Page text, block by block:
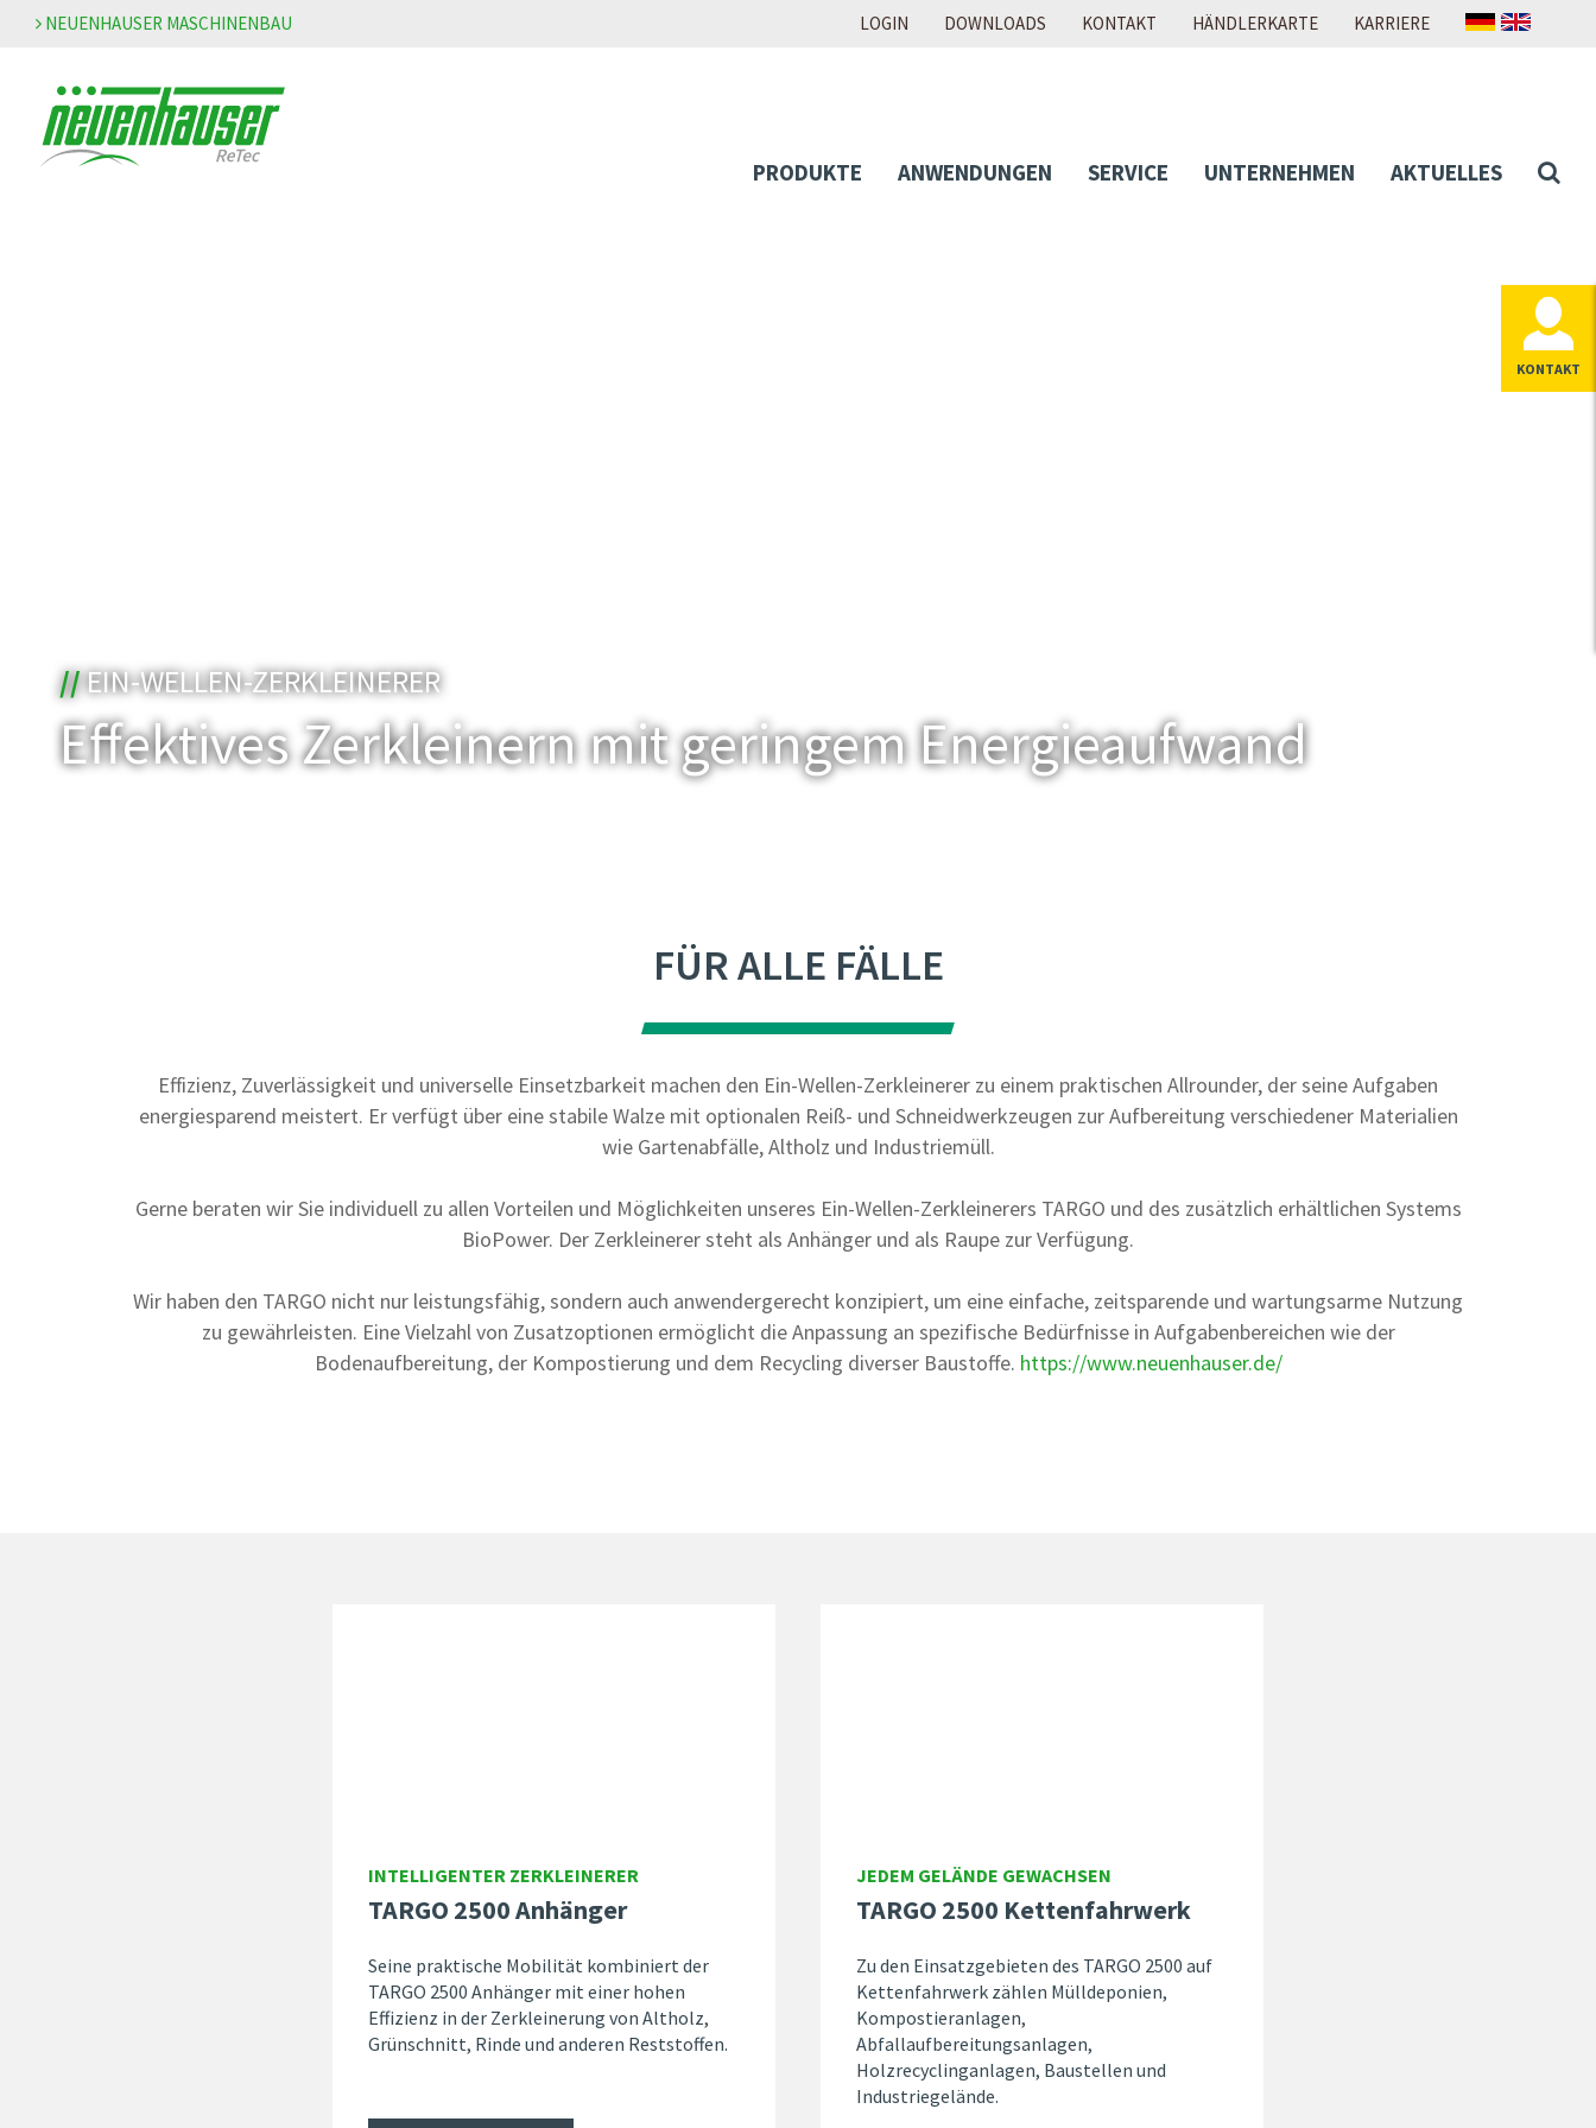
NEUENHAUSER MASCHINENBAU LOGIN DOWNLOADS KONTAKT HÄNDLERKARTE KARRIERE
PRODUKTE ANWENDUNGEN SERVICE UNTERNEHMEN AKTUELLES
KONTAKT
//EIN-WELLEN-ZERKLEINERER
Effektives Zerkleinern mit geringem Energieaufwand
FÜR ALLE FÄLLE
Effizienz, Zuverlässigkeit und universelle Einsetzbarkeit machen den Ein-Wellen-Zerkleinerer zu einem praktischen Allrounder, der seine Aufgaben
energiesparend meistert. Er verfügt über eine stabile Walze mit optionalen Reiß- und Schneidwerkzeugen zur Aufbereitung verschiedener Materialien
wie Gartenabfälle, Altholz und Industriemüll.
Gerne beraten wir Sie individuell zu allen Vorteilen und Möglichkeiten unseres Ein-Wellen-Zerkleinerers TARGO und des zusätzlich erhältlichen Systems
BioPower. Der Zerkleinerer steht als Anhänger und als Raupe zur Verfügung.
Wir haben den TARGO nicht nur leistungsfähig, sondern auch anwendergerecht konzipiert, um eine einfache, zeitsparende und wartungsarme Nutzung
zu gewährleisten. Eine Vielzahl von Zusatzoptionen ermöglicht die Anpassung an spezifische Bedürfnisse in Aufgabenbereichen wie der
Bodenaufbereitung, der Kompostierung und dem Recycling diverser Baustoffe. https://www.neuenhauser.de/
INTELLIGENTER ZERKLEINERER
TARGO 2500 Anhänger
Seine praktische Mobilität kombiniert der
TARGO 2500 Anhänger mit einer hohen
Effizienz in der Zerkleinerung von Altholz,
Grünschnitt, Rinde und anderen Reststoffen.
JEDEM GELÄNDE GEWACHSEN
TARGO 2500 Kettenfahrwerk
Zu den Einsatzgebieten des TARGO 2500 auf
Kettenfahrwerk zählen Mülldeponien,
Kompostieranlagen,
Abfallaufbereitungsanlagen,
Holzrecyclinganlagen, Baustellen und
Industriegelände.